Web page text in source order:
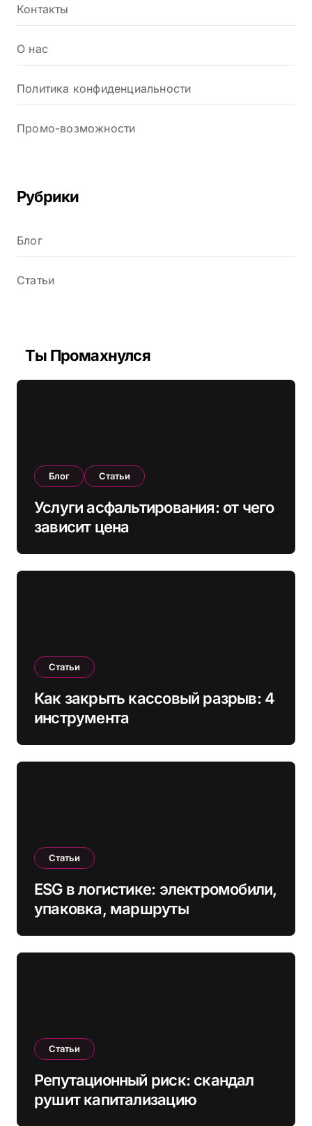
Контакты
О нас
Политика конфиденциальности
Промо-возможности
Рубрики
Блог
Статьи
Ты Промахнулся
Блог Статьи
Услуги асфальтирования: от чего
зависит цена
Статьи
Как закрыть кассовый разрыв: 4
инструмента
Статьи
ESG в логистике: электромобили,
упаковка, маршруты
Статьи
Репутационный риск: скандал
рушит капитализацию